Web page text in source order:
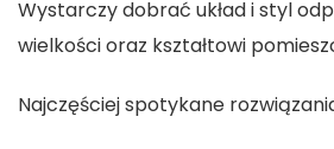
Wystarczy dobrać układ i styl
wielkości oraz kształtowi
Najczęściej spotykane